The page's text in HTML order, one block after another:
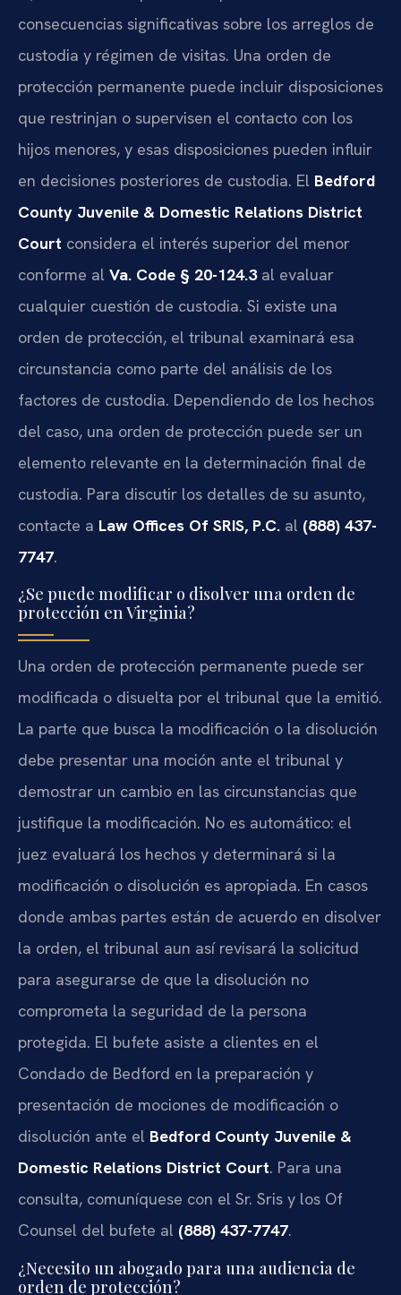
consecuencias significativas sobre los arreglos de
custodia y régimen de visitas. Una orden de
protección permanente puede incluir disposiciones
que restrinjan o supervisen el contacto con los
hijos menores, y esas disposiciones pueden influir
en decisiones posteriores de custodia. El Bedford
County Juvenile & Domestic Relations District
Court considera el interés superior del menor
conforme al Va. Code § 20-124.3al evaluar
cualquier cuestión de custodia. Si existe una
orden de protección, el tribunal examinará esa
circunstancia como parte del análisis de los
factores de custodia. Dependiendo de los hechos
del caso, una orden de protección puede ser un
elemento relevante en la determinación final de
custodia. Para discutir los detalles de su asunto,
contacte a Law Offices Of SRIS, P.C. al (888) 437-
7747.
¿Se puede modificar o disolver una orden de
protección en Virginia?
Una orden de protección permanente puede ser
modificada o disuelta por el tribunal que la emitió.
La parte que busca la modificación o la disolución
debe presentar una moción ante el tribunal y
demostrar un cambio en las circunstancias que
justifique la modificación. No es automático: el
juez evaluará los hechos y determinará si la
modificación o disolución es apropiada. En casos
donde ambas partes están de acuerdo en disolver
la orden, el tribunal aun así revisará la solicitud
para asegurarse de que la disolución no
comprometa la seguridad de la persona
protegida. El bufete asiste a clientes en el
Condado de Bedford en la preparación y
presentación de mociones de modificación o
disolución ante el Bedford County Juvenile &
Domestic Relations District Court. Para una
consulta, comuníquese con el Sr. Sris y los Of
Counsel del bufete al (888) 437-7747.
¿Necesito un abogado para una audiencia de
orden de protección?